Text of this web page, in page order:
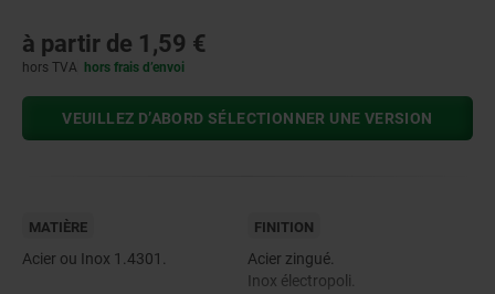
à partir de 1,59 €
hors TVA hors frais d’envoi
VEUILLEZ D’ABORD SÉLECTIONNER UNE VERSION
MATIÈRE
Acier ou Inox 1.4301.
FINITION
Acier zingué.
Inox électropoli.